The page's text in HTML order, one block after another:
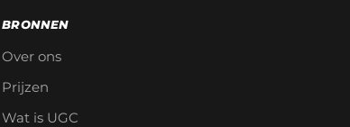
BRONNEN
Over ons
Prijzen
Wat is UGC